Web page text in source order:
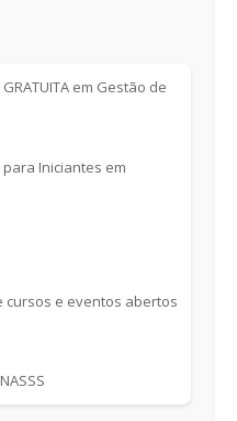
em Gestão de
Iniciantes em
cursos e eventos abertos